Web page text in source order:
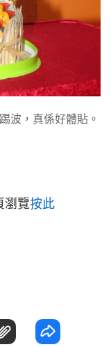
波，真係好體貼。
瀏覽按此